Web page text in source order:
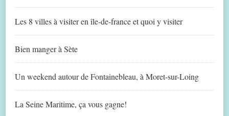
Les 8 villes à visiter en île-de-france et quoi y visiter
Bien manger à Sète
Un weekend autour de Fontainebleau, à Moret-sur-Loing
La Seine Maritime, ça vous gagne!